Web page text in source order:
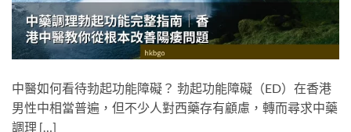
中醫如何看待勃起功能障礙？ 勃起功能障礙（ED）在香港
男性中相當普遍，但不少人對西藥存有顧慮，轉而尋求中藥
調理 […]